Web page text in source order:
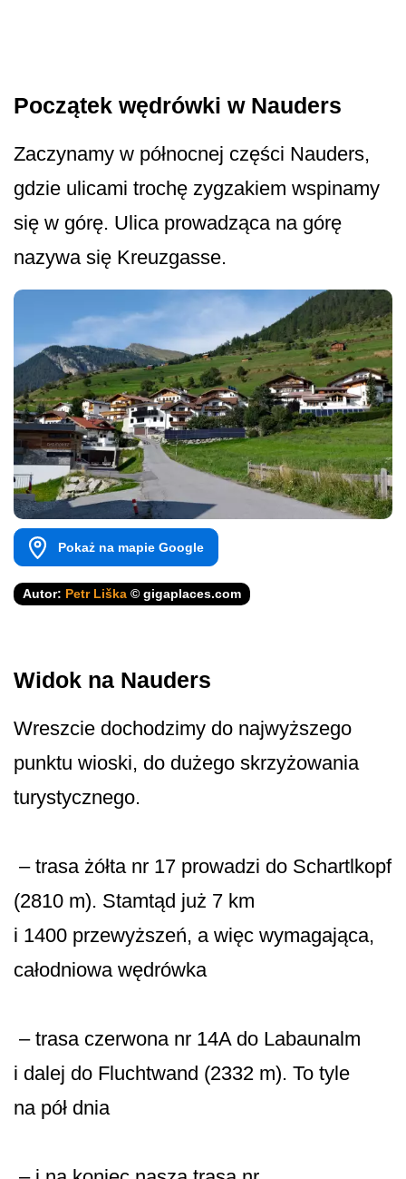
Początek wędrówki w Nauders
Zaczynamy w północnej części Nauders,
gdzie ulicami trochę zygzakiem wspinamy
się w górę. Ulica prowadząca na górę
nazywa się Kreuzgasse.
Pokaż na mapie Google
Autor: Petr Liška © gigaplaces.com
Widok na Nauders
Wreszcie dochodzimy do najwyższego
punktu wioski, do dużego skrzyżowania
turystycznego.
– trasa żółta nr 17 prowadzi do Schartlkopf
(2810 m). Stamtąd już 7 km
i 1400 przewyższeń, a więc wymagająca,
całodniowa wędrówka
– trasa czerwona nr 14A do Labaunalm
i dalej do Fluchtwand (2332 m). To tyle
na pół dnia